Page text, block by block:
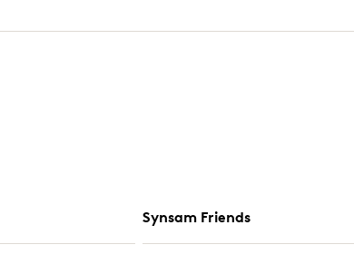
Synsam Friends